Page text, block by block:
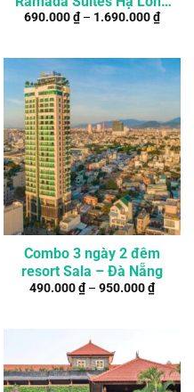
Bay
690.000₫– 1.690.000₫
Combo 3 ngày 2 đêm
resort Sala – Đà Nẵng
490.000₫– 950.000₫